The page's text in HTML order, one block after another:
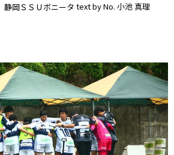
静岡ＳＳＵボニータ text by No. 小池 真理